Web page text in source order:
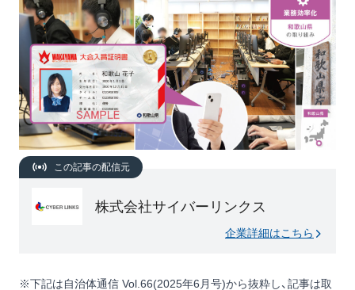
この記事の配信元
株式会社サイバーリンクス
企業詳細はこちら
※下記は自治体通信 Vol.66(2025年6月号)から抜粋し、記事は取